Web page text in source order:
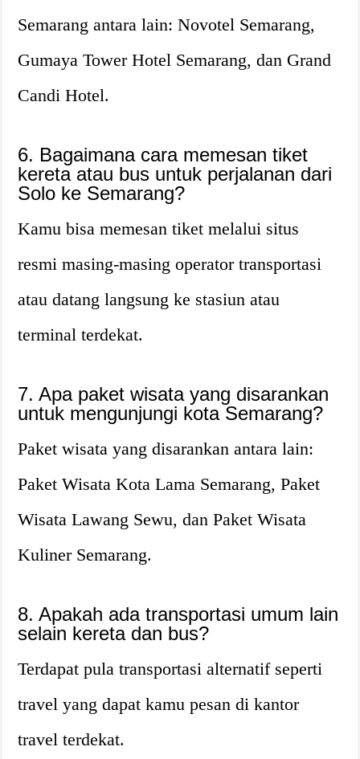
Semarang antara lain: Novotel Semarang,
Gumaya Tower Hotel Semarang, dan Grand
Candi Hotel.
6. Bagaimana cara memesan tiket
kereta atau bus untuk perjalanan dari
Solo ke Semarang?
Kamu bisa memesan tiket melalui situs
resmi masing-masing operator transportasi
atau datang langsung ke stasiun atau
terminal terdekat.
7. Apa paket wisata yang disarankan
untuk mengunjungi kota Semarang?
Paket wisata yang disarankan antara lain:
Paket Wisata Kota Lama Semarang, Paket
Wisata Lawang Sewu, dan Paket Wisata
Kuliner Semarang.
8. Apakah ada transportasi umum lain
selain kereta dan bus?
Terdapat pula transportasi alternatif seperti
travel yang dapat kamu pesan di kantor
travel terdekat.